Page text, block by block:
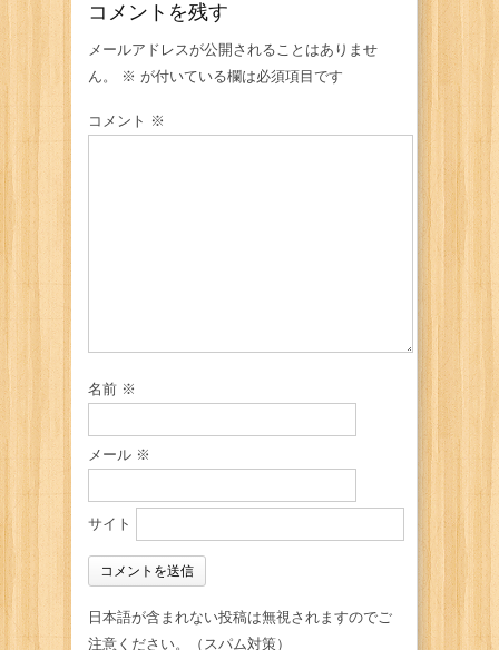
コメントを残す
メールアドレスが公開されることはありませ
ん。
※ が付いている欄は必須項目です
コメント ※
名前 ※
メール ※
サイト
日本語が含まれない投稿は無視されますのでご
注意ください。（スパム対策）